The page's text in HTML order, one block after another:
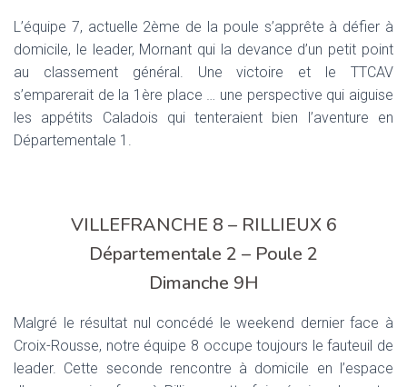
L’équipe 7, actuelle 2ème de la poule s’apprête à défier à
domicile, le leader, Mornant qui la devance d’un petit point
au classement général. Une victoire et le TTCAV
s’emparerait de la 1ère place … une perspective qui aiguise
les appétits Caladois qui tenteraient bien l’aventure en
Départementale 1.
VILLEFRANCHE 8 – RILLIEUX 6
Départementale 2 – Poule 2
Dimanche 9H
Malgré le résultat nul concédé le weekend dernier face à
Croix-Rousse, notre équipe 8 occupe toujours le fauteuil de
leader. Cette seconde rencontre à domicile en l’espace